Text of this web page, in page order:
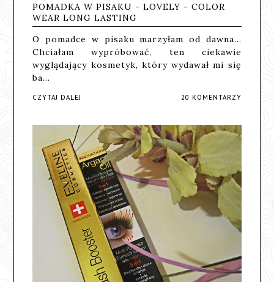
POMADKA W PISAKU - LOVELY - COLOR
WEAR LONG LASTING
O pomadce w pisaku marzyłam od dawna...
Chciałam wypróbować, ten ciekawie
wyglądający kosmetyk, który wydawał mi się
ba…
CZYTAJ DALEJ 20 KOMENTARZY